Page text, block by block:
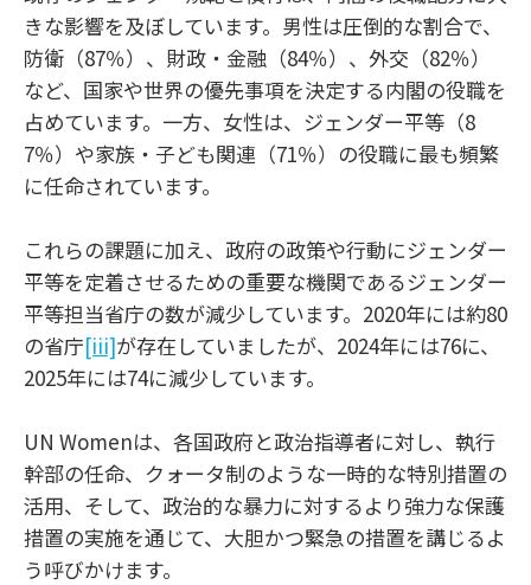
きな影響を及ぼしています。男性は圧倒的な割合で、
防衛（87％）、財政・金融（84％）、外交（82％）
など、国家や世界の優先事項を決定する内閣の役職を
占めています。一方、女性は、ジェンダー平等（8
7％）や家族・子ども関連（71％）の役職に最も頻繁
に任命されています。
これらの課題に加え、政府の政策や行動にジェンダー
平等を定着させるための重要な機関であるジェンダー
平等担当省庁の数が減少しています。2020年には約80
の省庁[iii]が存在していましたが、2024年には76に、
2025年には74に減少しています。
UN Womenは、各国政府と政治指導者に対し、執行
幹部の任命、クォータ制のような一時的な特別措置の
活用、そして、政治的な暴力に対するより強力な保護
措置の実施を通じて、大胆かつ緊急の措置を講じるよ
う呼びかけます。